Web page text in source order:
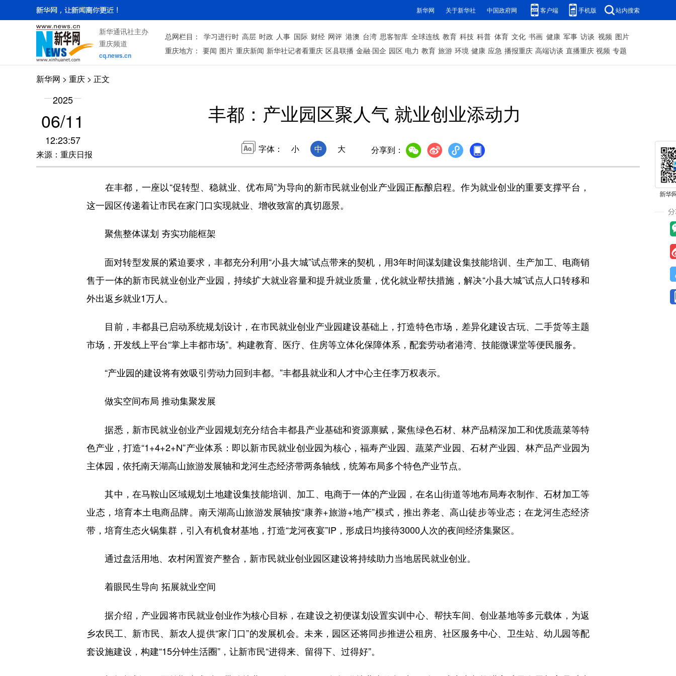
新华网 关于新华社 中国政府网 客户端 手机版 站内搜索
新华通讯社主办
重庆频道
cq.news.cn
总网栏目： 学习进行时 高层 时政 人事 国际 财经 网评 港澳 台湾 思客智库 全球连线 教育 科技 科普 体育 文化 书画 健康 军事 访谈 视频 图片
重庆地方： 要闻 图片 重庆新闻 新华社记者看重庆 区县联播 金融·国企 园区 电力 教育 旅游 环境 健康 应急 播报重庆 高端访谈 直播重庆 视频 专题
新华网 > 重庆 > 正文
2025
06/11
12:23:57
来源：重庆日报
丰都：产业园区聚人气 就业创业添动力
字体： 小 中 大 分享到：
在丰都，一座以“促转型、稳就业、优布局”为导向的新市民就业创业产业园正酝酿启程。作为就业创业的重要支撑平台，
这一园区传递着让市民在家门口实现就业、增收致富的真切愿景。
聚焦整体谋划 夯实功能框架
面对转型发展的紧迫要求，丰都充分利用“小县大城”试点带来的契机，用3年时间谋划建设集技能培训、生产加工、电商销
售于一体的新市民就业创业产业园，持续扩大就业容量和提升就业质量，优化就业帮扶措施，解决“小县大城”试点人口转移和
外出返乡就业1万人。
目前，丰都县已启动系统规划设计，在市民就业创业产业园建设基础上，打造特色市场，差异化建设古玩、二手货等主题
市场，开发线上平台“掌上丰都市场”。构建教育、医疗、住房等立体化保障体系，配套劳动者港湾、技能微课堂等便民服务。
“产业园的建设将有效吸引劳动力回到丰都。”丰都县就业和人才中心主任李万权表示。
做实空间布局 推动集聚发展
据悉，新市民就业创业产业园规划充分结合丰都县产业基础和资源禀赋，聚焦绿色石材、林产品精深加工和优质蔬菜等特
色产业，打造“1+4+2+N”产业体系：即以新市民就业创业园为核心，福寿产业园、蔬菜产业园、石材产业园、林产品产业园为
主体园，依托南天湖高山旅游发展轴和龙河生态经济带两条轴线，统筹布局多个特色产业节点。
其中，在马鞍山区域规划土地建设集技能培训、加工、电商于一体的产业园，在名山街道等地布局寿衣制作、石材加工等
业态，培育本土电商品牌。南天湖高山旅游发展轴按“康养+旅游+地产”模式，推出养老、高山徒步等业态；在龙河生态经济
带，培育生态火锅集群，引入有机食材基地，打造“龙河夜宴”IP，形成日均接待3000人次的夜间经济集聚区。
通过盘活用地、农村闲置资产整合，新市民就业创业园区建设将持续助力当地居民就业创业。
着眼民生导向 拓展就业空间
据介绍，产业园将市民就业创业作为核心目标，在建设之初便谋划设置实训中心、帮扶车间、创业基地等多元载体，为返
乡农民工、新市民、新农人提供“家门口”的发展机会。未来，园区还将同步推进公租房、社区服务中心、卫生站、幼儿园等配
套设施建设，构建“15分钟生活圈”，让新市民“进得来、留得下、过得好”。